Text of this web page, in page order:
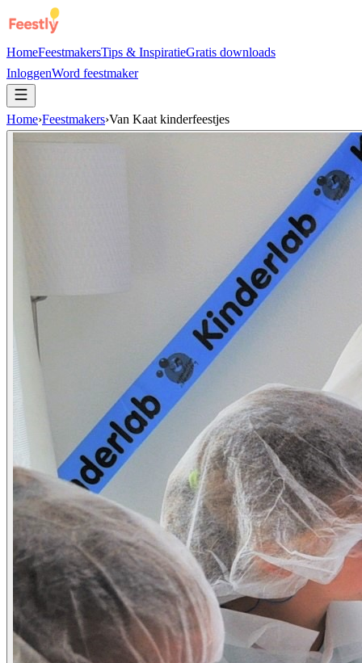
HomeFeestmakersTips & InspiratieGratis downloads
InloggenWord feestmaker
Home›Feestmakers›Van Kaat kinderfeestjes